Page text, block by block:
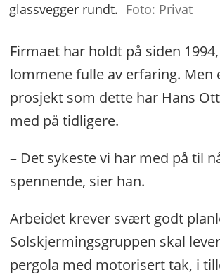
glassvegger rundt. Foto: Privat
Firmaet har holdt på siden
lommene fulle av erfaring. Men
prosjekt som dette har Hans
med på tidligere.
– Det sykeste vi har med på til
spennende, sier han.
Arbeidet krever svært godt
Solskjermingsgruppen skal
pergola med motorisert tak, i